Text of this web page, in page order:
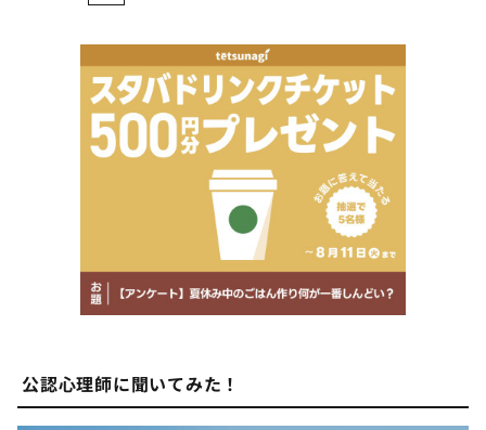
公認心理師に聞いてみた！